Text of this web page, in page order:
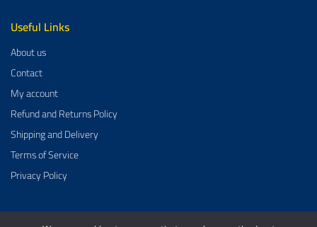
Useful Links
About us
Contact
My account
Refund and Returns Policy
Shipping and Delivery
Terms of Service
Privacy Policy